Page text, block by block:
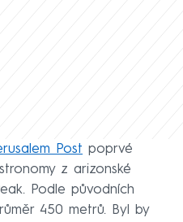
Post poprvé
z arizonské
Podle původních
450 metrů. Byl by